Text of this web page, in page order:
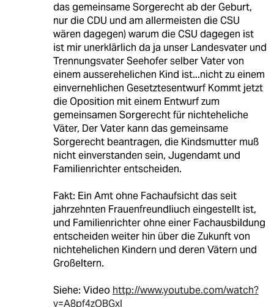
das gemeinsame Sorgerecht ab der Geburt,
nur die CDU und am allermeisten die CSU
wären dagegen) warum die CSU dagegen ist
ist mir unerklärlich da ja unser Landesvater und
Trennungsvater Seehofer selber Vater von
einem ausserehelichen Kind ist...nicht zu einem
einvernehlichen Gesetztesentwurf Kommt jetzt
die Oposition mit einem Entwurf zum
gemeinsamen Sorgerecht für nichteheliche
Väter, Der Vater kann das gemeinsame
Sorgerecht beantragen, die Kindsmutter muß
nicht einverstanden sein, Jugendamt und
Familienrichter entscheiden.
Fakt: Ein Amt ohne Fachaufsicht das seit
jahrzehnten Frauenfreundliuch eingestellt ist,
und Familienrichter ohne einer Fachausbildung
entscheiden weiter hin über die Zukunft von
nichtehelichen Kindern und deren Vätern und
Großeltern.
Siehe: Video http://www.youtube.com/watch?
v=A8pf4zOBGxI